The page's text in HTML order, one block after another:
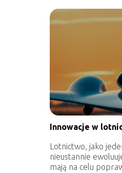
Innowacje w
Lotnictwo, jako
nieustannie
mają na celu